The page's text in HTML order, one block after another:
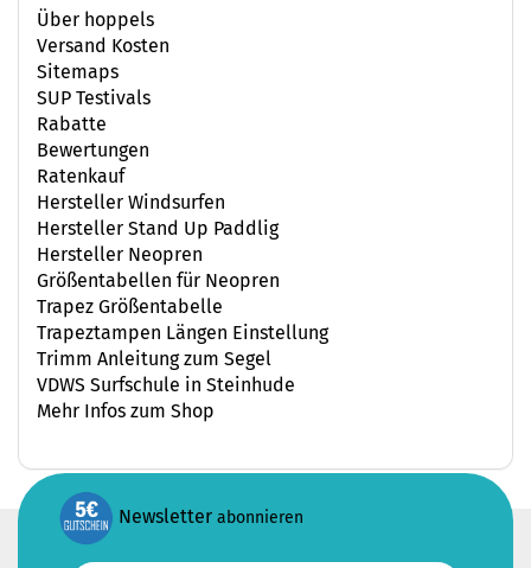
Über hoppels
Versand Kosten
Sitemaps
SUP Testivals
Rabatte
Bewertungen
Ratenkauf
Hersteller Windsurfen
Hersteller Stand Up Paddlig
Hersteller Neopren
Größentabellen für Neopren
Trapez Größentabelle
Trapeztampen Längen Einstellung
Trimm Anleitung zum Segel
VDWS Surfschule in Steinhude
Mehr Infos zum Shop
Newsletter abonnieren